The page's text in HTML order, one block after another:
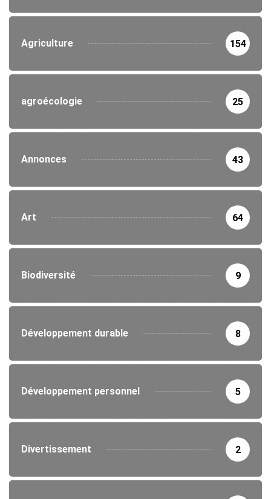
Agriculture 154
agroécologie 25
Annonces 43
Art 64
Biodiversité 9
Développement durable 8
Développement personnel 5
Divertissement 2